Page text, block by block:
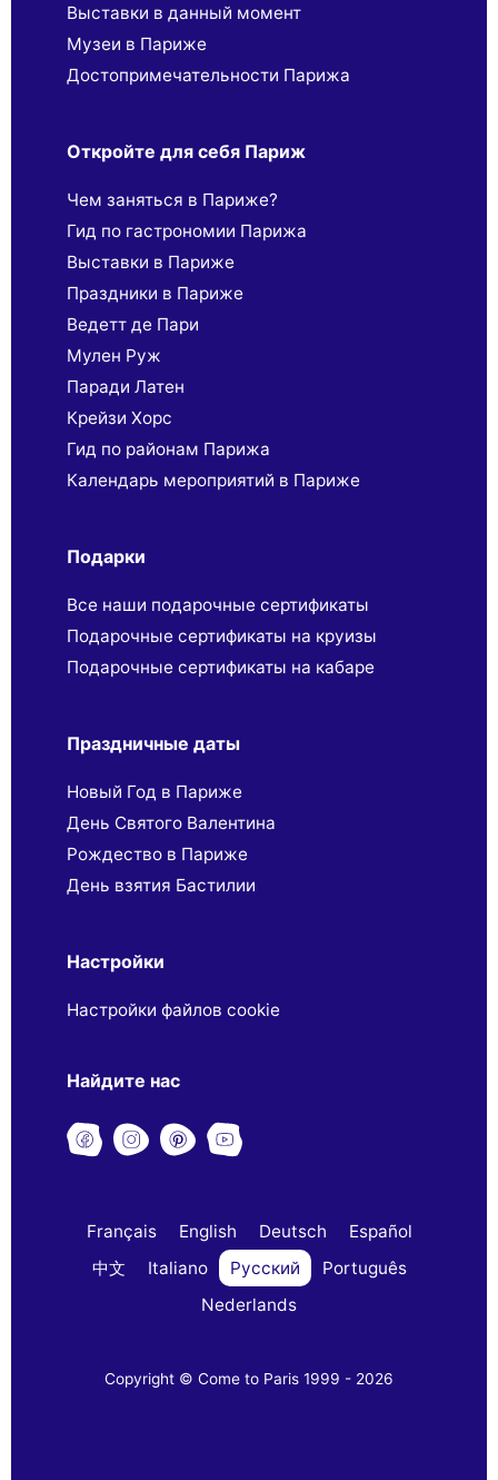
Выставки в данный момент
Музеи в Париже
Достопримечательности Парижа
Откройте для себя Париж
Чем заняться в Париже?
Гид по гастрономии Парижа
Выставки в Париже
Праздники в Париже
Ведетт де Пари
Мулен Руж
Паради Латен
Крейзи Хорс
Гид по районам Парижа
Календарь мероприятий в Париже
Подарки
Все наши подарочные сертификаты
Подарочные сертификаты на круизы
Подарочные сертификаты на кабаре
Праздничные даты
Новый Год в Париже
День Святого Валентина
Рождество в Париже
День взятия Бастилии
Настройки
Настройки файлов cookie
Найдите нас
Français English Deutsch
Español
中文
Italiano Русский
Português
Nederlands
Copyright © Come to Paris 1999 - 2026